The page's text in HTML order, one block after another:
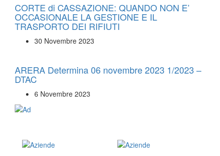
CORTE di CASSAZIONE: QUANDO NON E’
OCCASIONALE LA GESTIONE E IL
TRASPORTO DEI RIFIUTI
30 Novembre 2023
ARERA Determina 06 novembre 2023 1/2023 –
DTAC
6 Novembre 2023